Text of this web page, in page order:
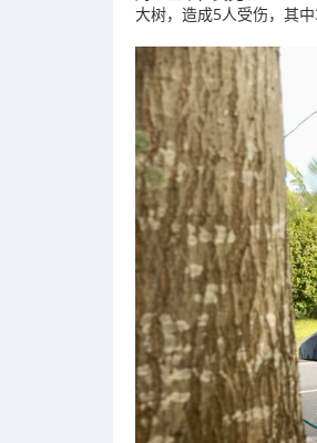
大树，造成5人受伤，其